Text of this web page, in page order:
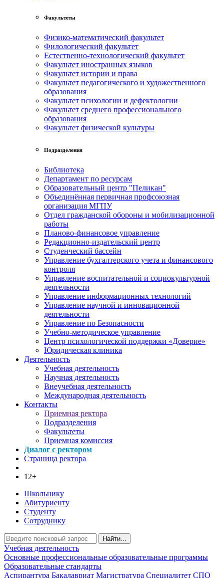
Факультеты
Физико-математический факультет
Филологический факультет
Естественно-технологический факультет
Факультет иностранных языков
Факультет истории и права
Факультет педагогического и художественного
образования
Факультет психологии и дефектологии
Факультет среднего профессионального
образования
Факультет физической культуры
Подразделения
Библиотека
Департамент по ресурсам
Образовательный центр "Пеликан"
Объединённая первичная профсоюзная
организация МГПУ
Отдел гражданской обороны и мобилизационной
работы
Планово-финансовое управление
Редакционно-издательский центр
Студенческий бассейн
Управление бухгалтерского учета и финансового
контроля
Управление воспитательной и социокультурной
деятельности
Управление информационных технологий
Управление научной и инновационной
деятельности
Управление по Безопасности
Учебно-методическое управление
Центр психологической поддержки «Доверие»
Юридическая клиника
Деятельность
Учебная деятельность
Научная деятельность
Внеучебная деятельность
Международная деятельность
Контакты
Приемная ректора
Подразделения
Факультеты
Приемная комиссия
Диалог с ректором
Страница ректора
12+
Школьнику
Абитуриенту
Студенту
Сотруднику
Найти...
Учебная деятельность
Основные профессиональные образовательные программы
Образовательные стандарты
Аспирантура Бакалавриат Магистратура Специалитет СПО